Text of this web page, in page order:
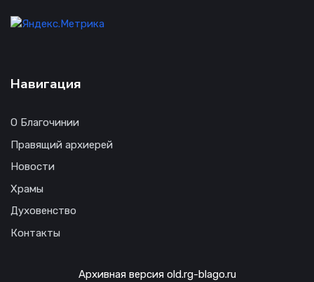
Навигация
О Благочинии
Правящий архиерей
Новости
Храмы
Духовенство
Контакты
Архивная версия old.rg-blago.ru